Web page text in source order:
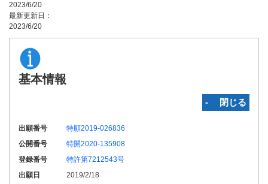
2023/6/20
最新更新日：
2023/6/20
基本情報
‐ 閉じる
出願番号
特願2019-026836
公開番号
特開2020-135908
登録番号
特許第7212543号
出願日
2019/2/18